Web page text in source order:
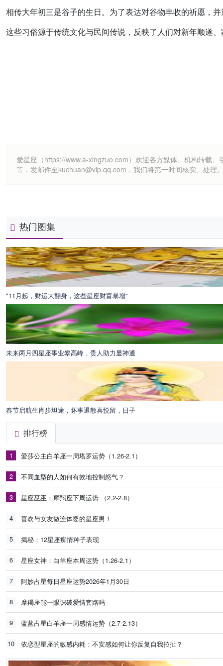
相传大年初三是谷子的生日。为了表达对谷物丰收的祈愿，
这些习俗源于传统文化与民间传说，反映了人们对新年顺遂
爱星座（https://www.a-xingzuo.com）欢迎各方媒体、机构转载
等，发邮件至kuchuan@vip.qq.com，我们将第一时间核实、处理
热门图集
"11月起，财运大翻身，这些星座财富暴增"
未来两月四星座事业攀高峰，贵人助力显神通
春节启航生肖步坦途，坏事退散喜悦留，日子
排行榜
1 爱莎公主白羊座一周塔罗运势（1.26-2.1）
2 不同血型的人如何有效地控制怒气？
3 星座巫巫：摩羯座下周运势 （2.2-2.8）
4 喜欢与女友做连体婴的星座男！
5 揭秘：12星座痴情种子表现
6 星座女神：白羊座本周运势（1.26-2.1）
7 阿妙占星每日星座运势2026年1月30日
8 摩羯座能一眼识破爱情套路吗
9 蓝蓝占星白羊座一周感情运势（2.7-2.13）
10 依恋型星座的敏感内耗：不安感如何让你反复自我拉扯？